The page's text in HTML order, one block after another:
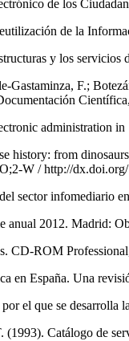
de los
de la
y los
F.;
administration
history: from
W / http://
sector infomediario
2012. Madrid:
CD-ROM
en España. Una
el que se
Catálogo de